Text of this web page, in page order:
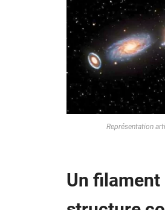
Représentation
Un filament